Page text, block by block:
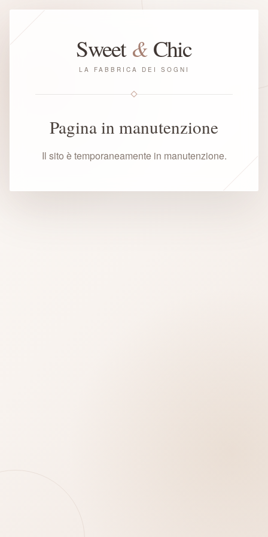
Sweet&Chic
LA FABBRICA DEI SOGNI
Pagina in manutenzione
Il sito è temporaneamente in manutenzione.